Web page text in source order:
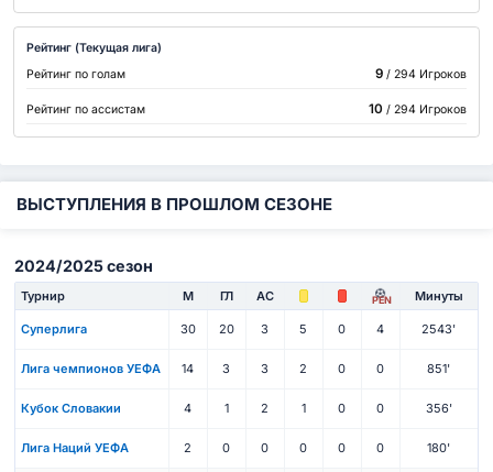
Рейтинг (Текущая лига)
Рейтинг по голам
9/ 294 Игроков
Рейтинг по ассистам 10/ 294 Игроков
ВЫСТУПЛЕНИЯ В ПРОШЛОМ СЕЗОНЕ
2024/2025 сезон
Турнир М ГЛ АС PEN Минуты
Суперлига 30 20 3 5 0 4 2543'
Лига чемпионов УЕФА 14 3 3 2 0 0 851'
Кубок Словакии 4 1 2 1 0 0 356'
Лига Наций УЕФА 2 0 0 0 0 0 180'